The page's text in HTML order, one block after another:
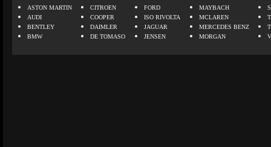
ASTON MARTIN
AUDI
BENTLEY
BMW
CITROEN
COOPER
DAIMLER
DE TOMASO
FORD
ISO RIVOLTA
JAGUAR
JENSEN
MAYBACH
MCLAREN
MERCEDES BENZ
MORGAN